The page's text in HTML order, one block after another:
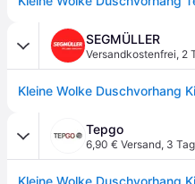
SEGMÜLLER
Versandkostenfrei, 2
Tepgo
6,90 € Versand, 3